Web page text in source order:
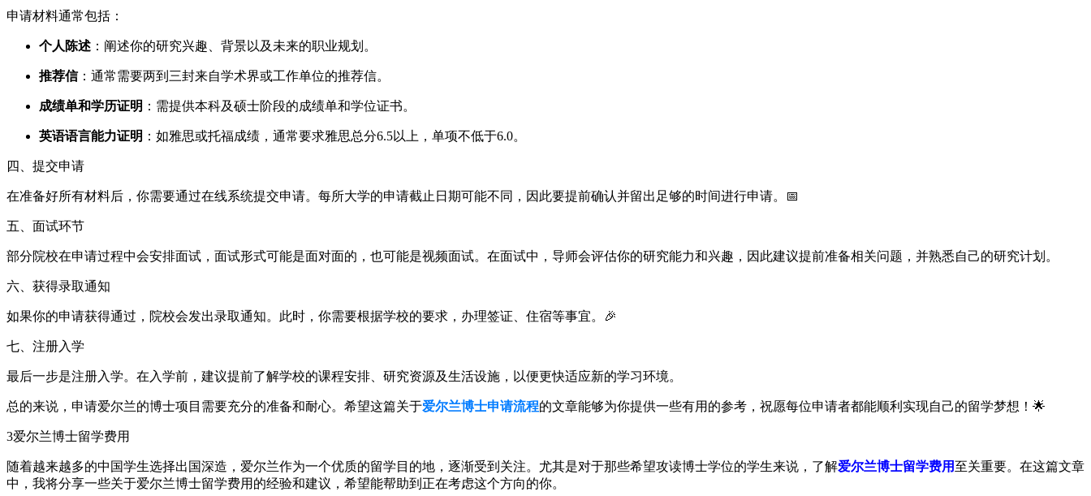
申请材料通常包括：
个人陈述 ：阐述你的研究兴趣、背景以及未来的职业规划。
推荐信：通常需要两到三封来自学术界或工作单位的推荐信。
成绩单和学历证明 ：需提供本科及硕士阶段的成绩单和学位证书。
英语语言能力证明 ：如雅思或托福成绩，通常要求雅思总分6.5以上，单项不低于6.0。
四、提交申请
在准备好所有材料后，你需要通过在线系统提交申请。每所大学的申请截止日期可能不同，因此要提前确认并留出足够的时间进行申请。📅
五、面试环节
部分院校在申请过程中会安排面试，面试形式可能是面对面的，也可能是视频面试。在面试中，导师会评估你的研究能力和兴趣，因此建议提前准备相关问题，并熟悉自己的研究计划。
六、获得录取通知
如果你的申请获得通过，院校会发出录取通知。此时，你需要根据学校的要求，办理签证、住宿等事宜。🎉
七、注册入学
最后一步是注册入学。在入学前，建议提前了解学校的课程安排、研究资源及生活设施，以便更快适应新的学习环境。
总的来说，申请爱尔兰的博士项目需要充分的准备和耐心。希望这篇关于爱尔兰博士申请流程的文章能够为你提供一些有用的参考，祝愿每位申请者都能顺利实现自己的留学梦想！🌟
3爱尔兰博士留学费用
随着越来越多的中国学生选择出国深造，爱尔兰作为一个优质的留学目的地，逐渐受到关注。尤其是对于那些希望攻读博士学位的学生来说，了解爱尔兰博士留学费用至关重要。在这篇文章
中，我将分享一些关于爱尔兰博士留学费用的经验和建议，希望能帮助到正在考虑这个方向的你。